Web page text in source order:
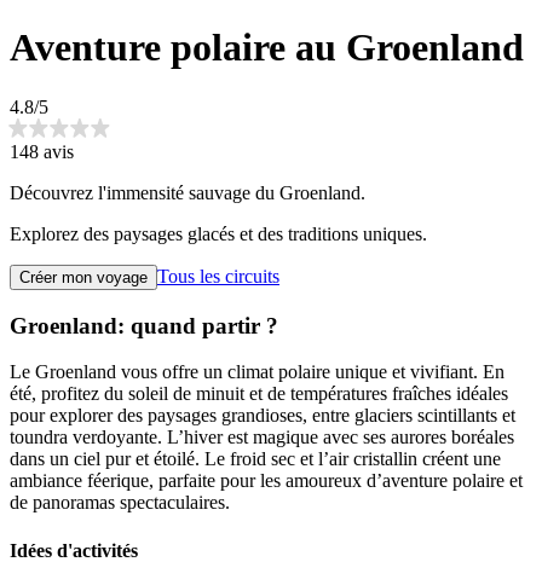
Aventure polaire au Groenland
4.8/5
148 avis
Découvrez l'immensité sauvage du Groenland.
Explorez des paysages glacés et des traditions uniques.
Créer mon voyage Tous les circuits
Groenland: quand partir ?
Le Groenland vous offre un climat polaire unique et vivifiant. En
été, profitez du soleil de minuit et de températures fraîches idéales
pour explorer des paysages grandioses, entre glaciers scintillants et
toundra verdoyante. L’hiver est magique avec ses aurores boréales
dans un ciel pur et étoilé. Le froid sec et l’air cristallin créent une
ambiance féerique, parfaite pour les amoureux d’aventure polaire et
de panoramas spectaculaires.
Idées d'activités